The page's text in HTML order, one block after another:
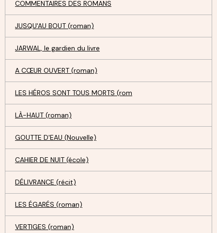
COMMENTAIRES DES ROMANS
JUSQU'AU BOUT (roman)
JARWAL, le gardien du livre
A CŒUR OUVERT (roman)
LES HÉROS SONT TOUS MORTS (rom
LÀ-HAUT (roman)
GOUTTE D'EAU (Nouvelle)
CAHIER DE NUIT (école)
DÉLIVRANCE (récit)
LES ÉGARÉS (roman)
VERTIGES (roman)